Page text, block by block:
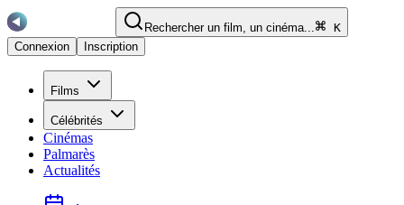
Rechercher un film, un cinéma...
K
Connexion
Inscription
Films
Célébrités
Cinémas
Palmarès
Actualités